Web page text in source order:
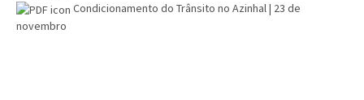
Condicionamento do Trânsito no Azinhal | 23 de
novembro